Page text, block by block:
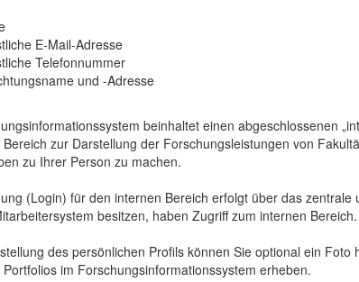
E-Mail-Adresse
Telefonnummer
und -Adresse
beinhaltet einen abgeschlossenen
zur Darstellung der Forschungsleistungen von
zu Ihrer Person zu machen.
(Login) für den internen Bereich erfolgt über das
besitzen, haben Zugriff zum internen Bereich.
des persönlichen Profils können Sie optional ein
im Forschungsinformationssystem erheben.